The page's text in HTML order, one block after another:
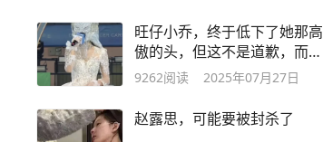
旺仔小乔，终于低下了她那高
傲的头，但这不是道歉，而是
她害怕了
9262阅读 2025年07月27日
赵露思，可能要被封杀了